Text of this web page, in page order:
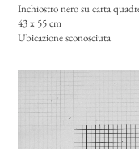
Inchiostro nero su carta
43 x 55 cm
Ubicazione sconosciuta